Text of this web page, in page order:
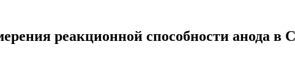
реакционной способности анода в